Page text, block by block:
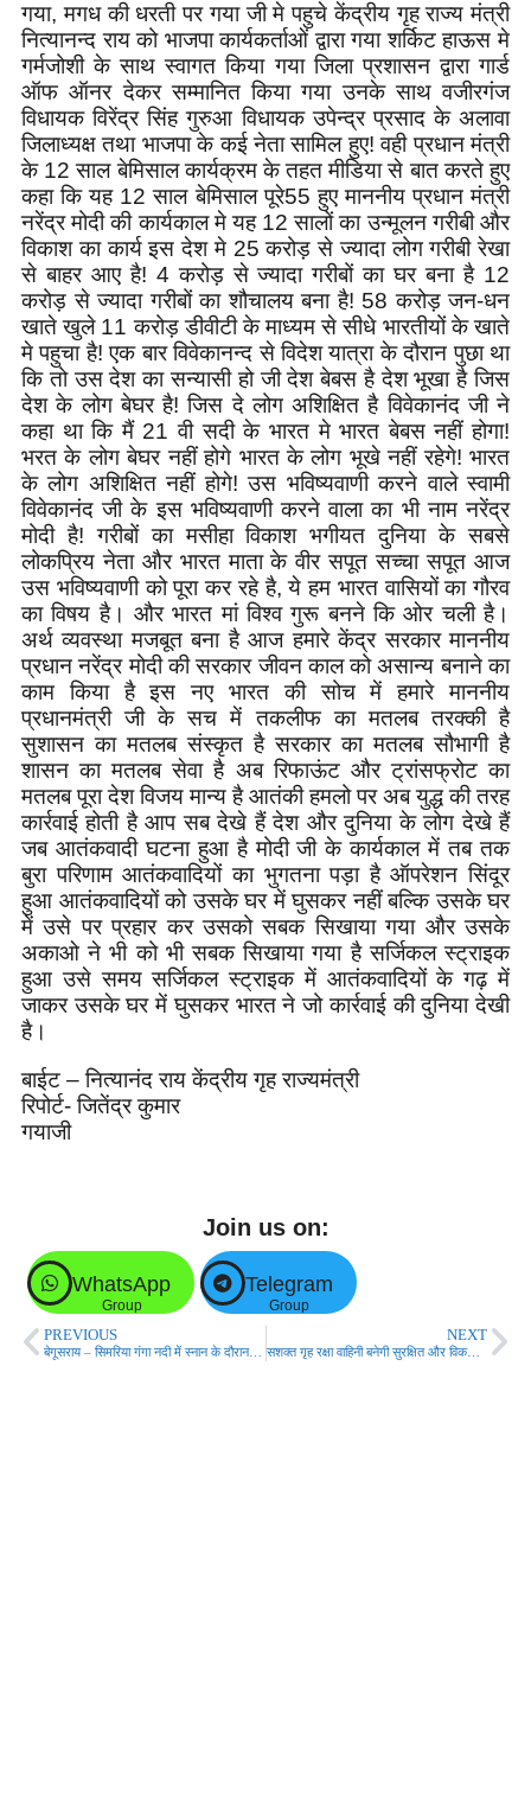
गया, मगध की धरती पर गया जी मे पहुचे केंद्रीय गृह राज्य मंत्री
नित्यानन्द राय को भाजपा कार्यकर्ताओं द्वारा गया शर्किट हाऊस मे
गर्मजोशी के साथ स्वागत किया गया जिला प्रशासन द्वारा गार्ड
ऑफ ऑनर देकर सम्मानित किया गया उनके साथ वजीरगंज
विधायक विरेंद्र सिंह गुरुआ विधायक उपेन्द्र प्रसाद के अलावा
जिलाध्यक्ष तथा भाजपा के कई नेता सामिल हुए! वही प्रधान मंत्री
के 12 साल बेमिसाल कार्यक्रम के तहत मीडिया से बात करते हुए
कहा कि यह 12 साल बेमिसाल पूरे55 हुए माननीय प्रधान मंत्री
नरेंद्र मोदी की कार्यकाल मे यह 12 सालों का उन्मूलन गरीबी और
विकाश का कार्य इस देश मे 25 करोड़ से ज्यादा लोग गरीबी रेखा
से बाहर आए है! 4 करोड़ से ज्यादा गरीबों का घर बना है 12
करोड़ से ज्यादा गरीबों का शौचालय बना है! 58 करोड़ जन-धन
खाते खुले 11 करोड़ डीवीटी के माध्यम से सीधे भारतीयों के खाते
मे पहुचा है! एक बार विवेकानन्द से विदेश यात्रा के दौरान पुछा था
कि तो उस देश का सन्यासी हो जी देश बेबस है देश भूखा है जिस
देश के लोग बेघर है! जिस दे लोग अशिक्षित है विवेकानंद जी ने
कहा था कि मैं 21 वी सदी के भारत मे भारत बेबस नहीं होगा!
भरत के लोग बेघर नहीं होगे भारत के लोग भूखे नहीं रहेगे! भारत
के लोग अशिक्षित नहीं होगे! उस भविष्यवाणी करने वाले स्वामी
विवेकानंद जी के इस भविष्यवाणी करने वाला का भी नाम नरेंद्र
मोदी है! गरीबों का मसीहा विकाश भगीयत दुनिया के सबसे
लोकप्रिय नेता और भारत माता के वीर सपूत सच्चा सपूत आज
उस भविष्यवाणी को पूरा कर रहे है, ये हम भारत वासियों का गौरव
का विषय है। और भारत मां विश्व गुरू बनने कि ओर चली है।
अर्थ व्यवस्था मजबूत बना है आज हमारे केंद्र सरकार माननीय
प्रधान नरेंद्र मोदी की सरकार जीवन काल को असान्य बनाने का
काम किया है इस नए भारत की सोच में हमारे माननीय
प्रधानमंत्री जी के सच में तकलीफ का मतलब तरक्की है
सुशासन का मतलब संस्कृत है सरकार का मतलब सौभागी है
शासन का मतलब सेवा है अब रिफाऊंट और ट्रांसफ्रोट का
मतलब पूरा देश विजय मान्य है आतंकी हमलो पर अब युद्ध की तरह
कार्रवाई होती है आप सब देखे हैं देश और दुनिया के लोग देखे हैं
जब आतंकवादी घटना हुआ है मोदी जी के कार्यकाल में तब तक
बुरा परिणाम आतंकवादियों का भुगतना पड़ा है ऑपरेशन सिंदूर
हुआ आतंकवादियों को उसके घर में घुसकर नहीं बल्कि उसके घर
में उसे पर प्रहार कर उसको सबक सिखाया गया और उसके
अकाओ ने भी को भी सबक सिखाया गया है सर्जिकल स्ट्राइक
हुआ उसे समय सर्जिकल स्ट्राइक में आतंकवादियों के गढ़ में
जाकर उसके घर में घुसकर भारत ने जो कार्रवाई की दुनिया देखी
है।
बाईट – नित्यानंद राय केंद्रीय गृह राज्यमंत्री
रिपोर्ट- जितेंद्र कुमार
गयाजी
Join us on:
WhatsApp
Group
Telegram
Group
PREVIOUS
बेगूसराय – सिमरिया गंगा नदी में स्नान के दौरान दो सहोदर भाई समेत तीन लोग डूबे!
NEXT
सशक्त गृह रक्षा वाहिनी बनेगी सुरक्षित और विकसित बिहार की आधारशिला – मुख्यमंत्री!